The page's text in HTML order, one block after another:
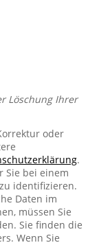
Löschung Ihrer
oder
.
Sie bei einem
identifizieren.
Daten im
müssen Sie
Sie finden die
Wenn Sie